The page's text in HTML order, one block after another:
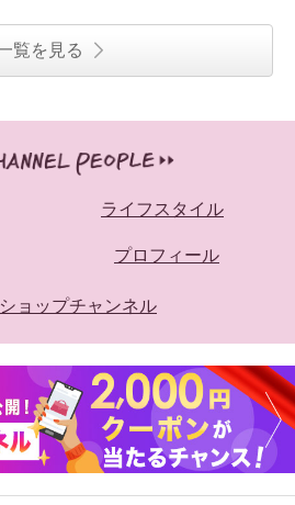
覧を見る
ライフスタイル
プロフィール
ョップチャンネル